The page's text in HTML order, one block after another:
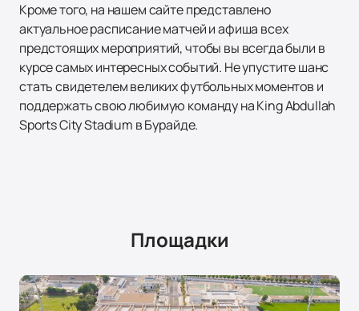
Кроме того, на нашем сайте представлено
актуальное расписание матчей и афиша всех
предстоящих мероприятий, чтобы вы всегда были в
курсе самых интересных событий. Не упустите шанс
стать свидетелем великих футбольных моментов и
поддержать свою любимую команду на King Abdullah
Sports City Stadium в Бурайде.
Площадки